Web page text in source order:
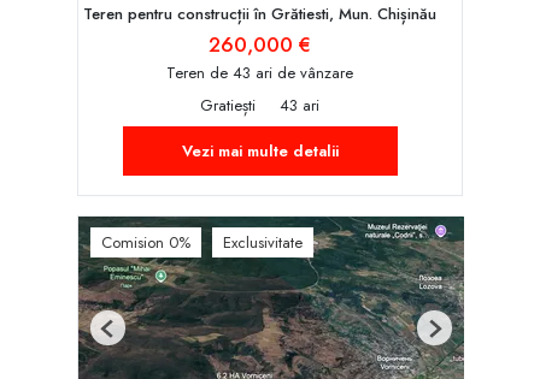
Teren pentru construcții în Grătiesti, Mun. Chișinău
260,000 €
Teren de 43 ari de vânzare
Gratiești
43 ari
Vezi mai multe detalii
Comision 0% Exclusivitate
Previous Next